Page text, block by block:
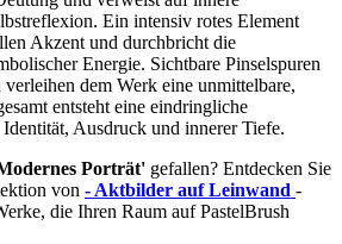
Ein intensiv rotes Element
Akzent und durchbricht die
Energie. Sichtbare Pinselspuren
dem Werk eine unmittelbare,
entsteht eine eindringliche
Ausdruck und innerer Tiefe.
Porträt' gefallen? Entdecken Sie
von - Aktbilder auf Leinwand -
die Ihren Raum auf PastelBrush